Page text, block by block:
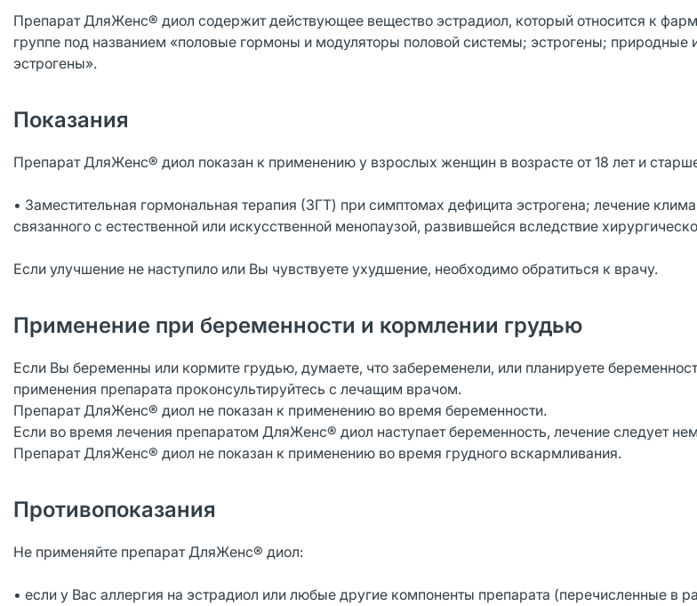
Препарат ДляЖенс® диол содержит действующее вещество эстрадиол, который относится к
группе под названием «половые гормоны и модуляторы половой системы; эстрогены; природные
эстрогены».
Показания
Препарат ДляЖенс® диол показан к применению у взрослых женщин в возрасте от 18 лет и
• Заместительная гормональная терапия (ЗГТ) при симптомах дефицита эстрогена; лечение
связанного с естественной или искусственной менопаузой, развившейся вследствие
Если улучшение не наступило или Вы чувствуете ухудшение, необходимо обратиться к врачу.
Применение при беременности и кормлении грудью
Если Вы беременны или кормите грудью, думаете, что забеременели, или планируете
применения препарата проконсультируйтесь с лечащим врачом.
Препарат ДляЖенс® диол не показан к применению во время беременности.
Если во время лечения препаратом ДляЖенс® диол наступает беременность, лечение следует
Препарат ДляЖенс® диол не показан к применению во время грудного вскармливания.
Противопоказания
Не применяйте препарат ДляЖенс® диол:
• если у Вас аллергия на эстрадиол или любые другие компоненты препарата (перечисленные в